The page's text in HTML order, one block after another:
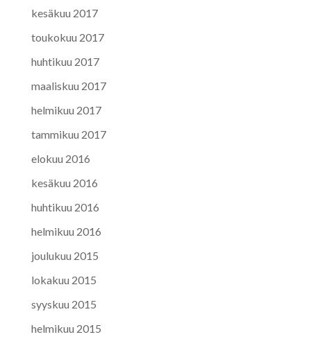
kesäkuu 2017
toukokuu 2017
huhtikuu 2017
maaliskuu 2017
helmikuu 2017
tammikuu 2017
elokuu 2016
kesäkuu 2016
huhtikuu 2016
helmikuu 2016
joulukuu 2015
lokakuu 2015
syyskuu 2015
helmikuu 2015